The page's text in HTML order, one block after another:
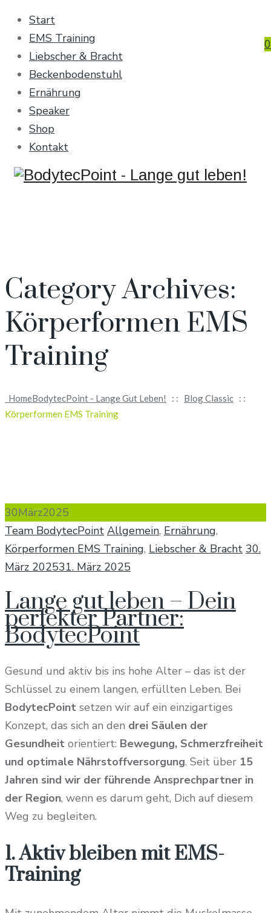
Start
EMS Training
Liebscher & Bracht
Beckenbodenstuhl
Ernährung
Speaker
Shop
Kontakt
0
Category Archives:
Körperformen EMS
Training
HomeBodytecPoint - Lange Gut Leben! : : Blog Classic : :
Körperformen EMS Training
30März2025
Author
Team BodytecPoint Categories
Allgemein, Ernährung,
Körperformen EMS Training, Liebscher & Bracht 30.
März 202531. März 2025
Lange gut leben – Dein
perfekter Partner:
BodytecPoint
Gesund und aktiv bis ins hohe Alter – das ist der
Schlüssel zu einem langen, erfüllten Leben. Bei
BodytecPoint setzen wir auf ein einzigartiges
Konzept, das sich an den drei Säulen der
Gesundheit orientiert: Bewegung, Schmerzfreiheit
und optimale Nährstoffversorgung. Seit über 15
Jahren sind wir der führende Ansprechpartner in
der Region, wenn es darum geht, Dich auf diesem
Weg zu begleiten.
1. Aktiv bleiben mit EMS-
Training